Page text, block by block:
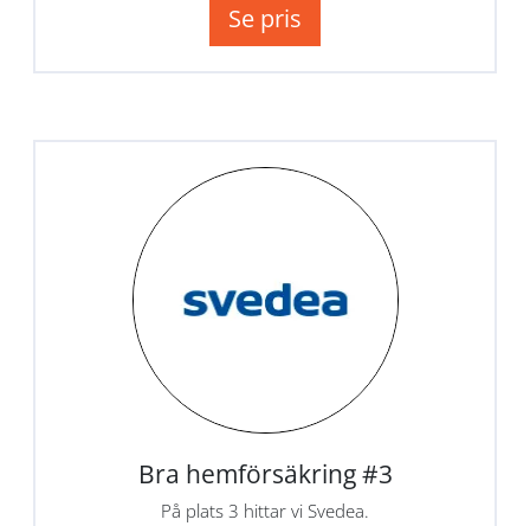
Se pris
Bra hemförsäkring #3
På plats 3 hittar vi Svedea.